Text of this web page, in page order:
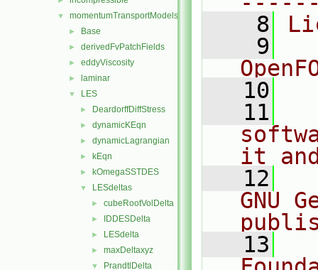
▼ momentumTransportModels
► Base
► derivedFvPatchFields
► eddyViscosity
► laminar
▼ LES
► DeardorffDiffStress
► dynamicKEqn
► dynamicLagrangian
► kEqn
► kOmegaSSTDES
▼ LESdeltas
► cubeRootVolDelta
► IDDESDelta
► LESdelta
► maxDeltaxyz
▼ PrandtlDelta
    8
    9
   10
   11
it
   12
GNU
   13